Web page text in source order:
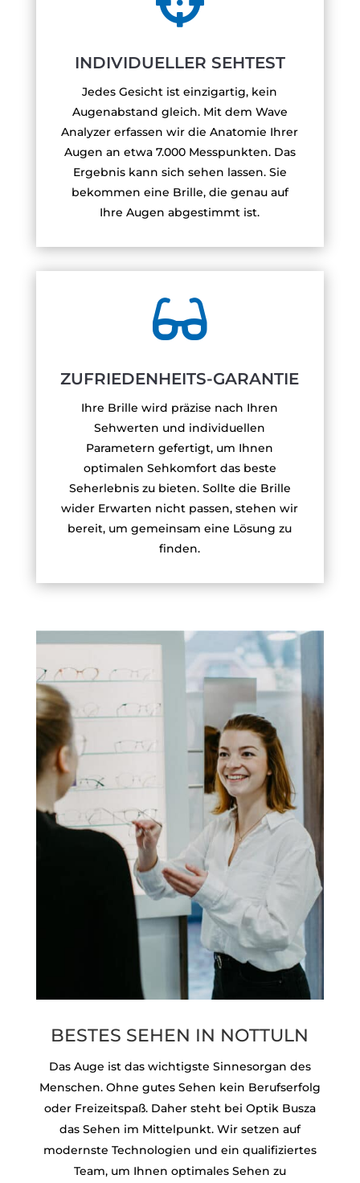
INDIVIDUELLER SEHTEST
Jedes Gesicht ist einzigartig, kein
Augenabstand gleich. Mit dem Wave
Analyzer erfassen wir die Anatomie Ihrer
Augen an etwa 7.000 Messpunkten. Das
Ergebnis kann sich sehen lassen. Sie
bekommen eine Brille, die genau auf
Ihre Augen abgestimmt ist.

ZUFRIEDENHEITS-GARANTIE
Ihre Brille wird präzise nach Ihren
Sehwerten und individuellen
Parametern gefertigt, um Ihnen
optimalen Sehkomfort das beste
Seherlebnis zu bieten. Sollte die Brille
wider Erwarten nicht passen, stehen wir
bereit, um gemeinsam eine Lösung zu
finden.
BESTES SEHEN IN NOTTULN
Das Auge ist das wichtigste Sinnesorgan des
Menschen. Ohne gutes Sehen kein Berufserfolg
oder Freizeitspaß. Daher steht bei Optik Busza
das Sehen im Mittelpunkt. Wir setzen auf
modernste Technologien und ein qualifiziertes
Team, um Ihnen optimales Sehen zu